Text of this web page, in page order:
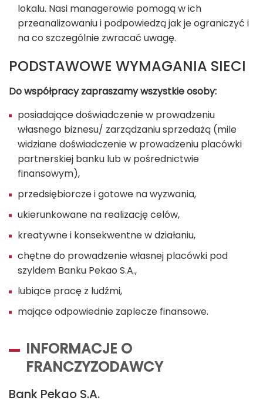
lokalu. Nasi managerowie pomogą w ich
przeanalizowaniu i podpowiedzą jak je ograniczyć i
na co szczególnie zwracać uwagę.
PODSTAWOWE WYMAGANIA SIECI
Do współpracy zapraszamy wszystkie osoby:
posiadające doświadczenie w prowadzeniu
własnego biznesu/ zarządzaniu sprzedażą (mile
widziane doświadczenie w prowadzeniu placówki
partnerskiej banku lub w pośrednictwie
finansowym),
przedsiębiorcze i gotowe na wyzwania,
ukierunkowane na realizację celów,
kreatywne i konsekwentne w działaniu,
chętne do prowadzenie własnej placówki pod
szyldem Banku Pekao S.A.,
lubiące pracę z ludźmi,
mające odpowiednie zaplecze finansowe.
INFORMACJE O
FRANCZYZODAWCY
Bank Pekao S.A.